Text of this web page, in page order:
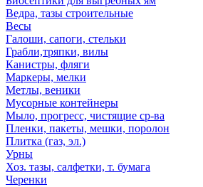
Ведра, тазы строительные
Весы
Галоши, сапоги, стельки
Грабли,тряпки, вилы
Канистры, фляги
Маркеры, мелки
Метлы, веники
Мусорные контейнеры
Мыло, прогресс, чистящие ср-ва
Пленки, пакеты, мешки, поролон
Плитка (газ, эл.)
Урны
Хоз. тазы, салфетки, т. бумага
Черенки